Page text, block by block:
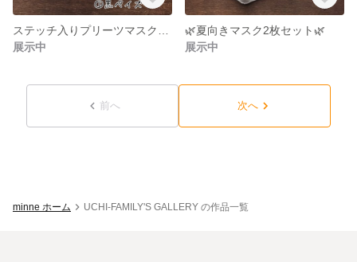
展示中
🌿夏向きマスク2枚セット🌿
展示中
前へ 次へ
minne ホーム UCHI-FAMILY'S GALLERY の作品一覧